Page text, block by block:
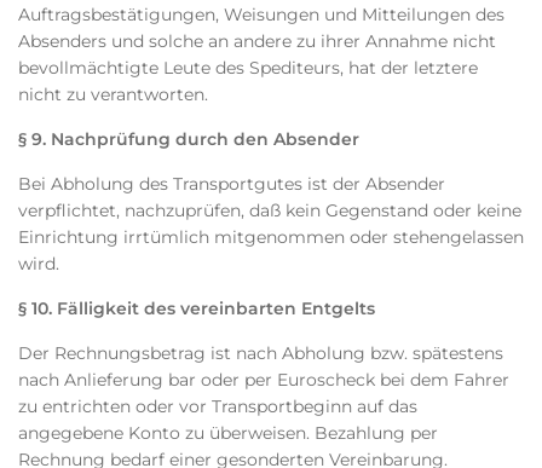
Auftragsbestätigungen, Weisungen und Mitteilungen des
Absenders und solche an andere zu ihrer Annahme nicht
bevollmächtigte Leute des Spediteurs, hat der letztere
nicht zu verantworten.
§ 9. Nachprüfung durch den Absender
Bei Abholung des Transportgutes ist der Absender
verpflichtet, nachzuprüfen, daß kein Gegenstand oder keine
Einrichtung irrtümlich mitgenommen oder stehengelassen
wird.
§ 10. Fälligkeit des vereinbarten Entgelts
Der Rechnungsbetrag ist nach Abholung bzw. spätestens
nach Anlieferung bar oder per Euroscheck bei dem Fahrer
zu entrichten oder vor Transportbeginn auf das
angegebene Konto zu überweisen. Bezahlung per
Rechnung bedarf einer gesonderten Vereinbarung.